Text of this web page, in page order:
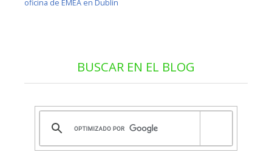
oficina de EMEA en Dublín
BUSCAR EN EL BLOG